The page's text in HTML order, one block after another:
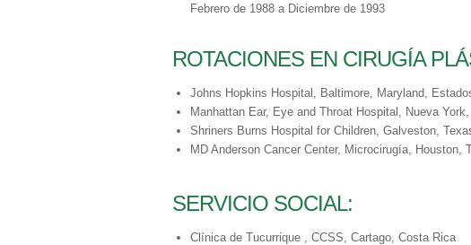
Febrero de 1988 a Diciembre de 1993
ROTACIONES EN CIRUGÍA
Johns Hopkins Hospital, Baltimore, Maryland,
Manhattan Ear, Eye and Throat Hospital, Nueva
Shriners Burns Hospital for Children, Galveston,
MD Anderson Cancer Center, Microcirugía, Houston,
SERVICIO SOCIAL:
Clínica de Tucurrique , CCSS, Cartago, Costa Rica